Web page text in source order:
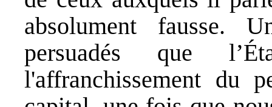
absolument fausse.
persuadés que
l'affranchissement du